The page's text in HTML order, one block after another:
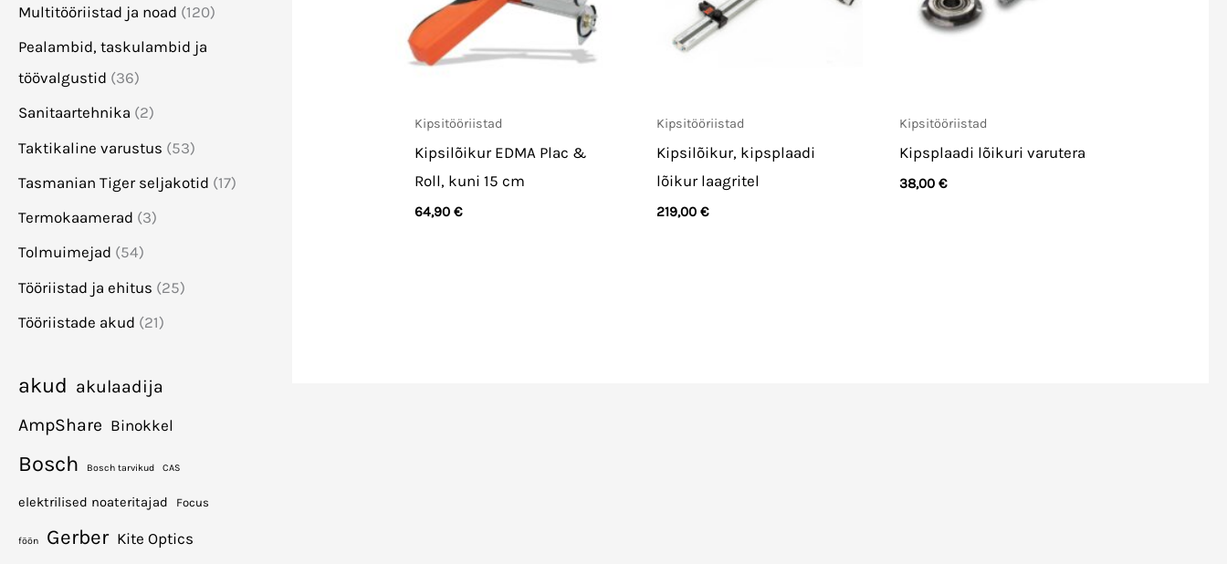
Multitööriistad ja noad (120)
Pealambid, taskulambid ja
töövalgustid (36)
Sanitaartehnika (2)
Taktikaline varustus (53)
Tasmanian Tiger seljakotid (17)
Termokaamerad (3)
Tolmuimejad (54)
Tööriistad ja ehitus (25)
Tööriistade akud (21)
akud akulaadija
AmpShare Binokkel
Bosch Bosch tarvikud CAS
elektrilised noateritajad Focus
föön Gerber Kite Optics
Kipsitööriistad
Kipsilõikur EDMA Plac &
Roll, kuni 15 cm
64,90 €
Kipsitööriistad
Kipsilõikur, kipsplaadi
lõikur laagritel
219,00€
Kipsitööriistad
Kipsplaadi lõikuri varutera
38,00€